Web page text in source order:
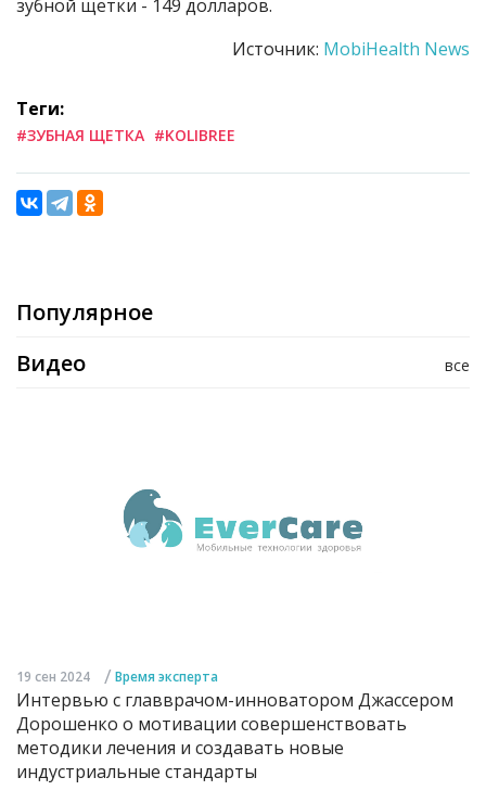
зубной щетки - 149 долларов.
Источник: MobiHealth News
Теги:
#ЗУБНАЯ ЩЕТКА #KOLIBREE
Популярное
все
Видео
19 сен 2024 / Время эксперта
Интервью с главврачом-инноватором Джассером
Дорошенко о мотивации совершенствовать
методики лечения и создавать новые
индустриальные стандарты